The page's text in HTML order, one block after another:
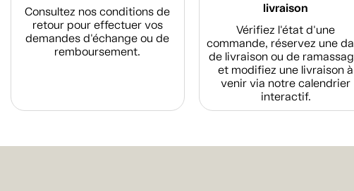
Consultez nos conditions de
retour pour effectuer vos
demandes d'échange ou de
remboursement.
livraison
Vérifiez l'état d'une
commande, réservez une
de livraison ou de
et modifiez une livraison à
venir via notre calendrier
interactif.